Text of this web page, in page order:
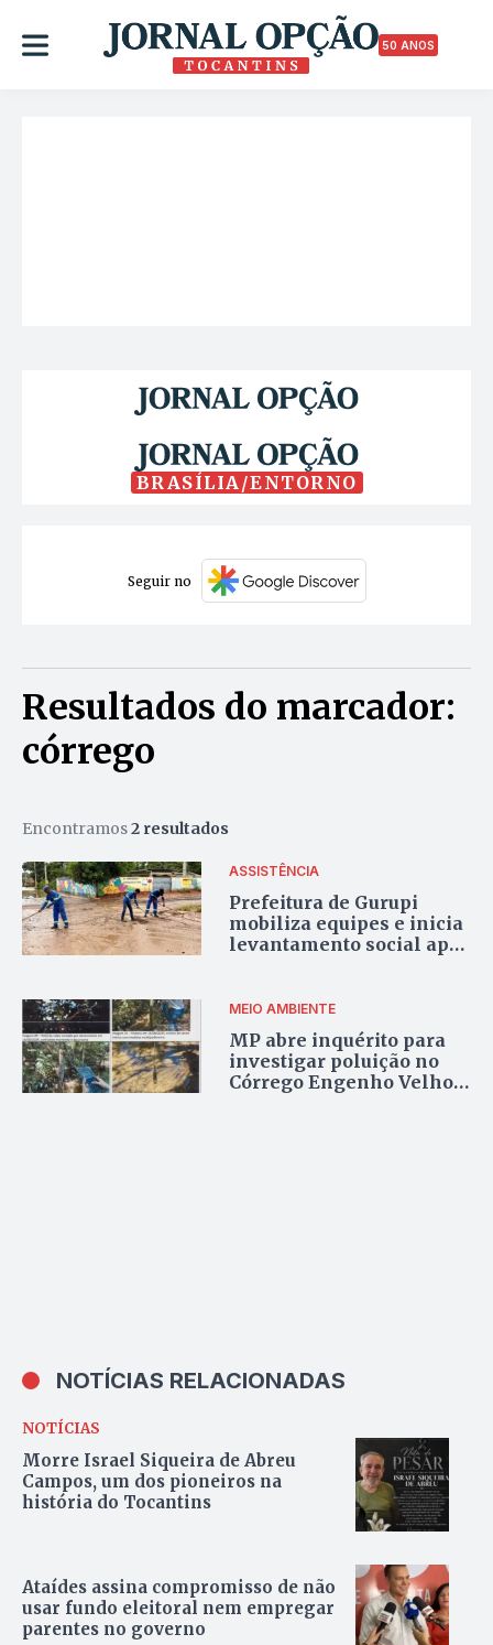
50 ANOS
BRASÍLIA/ENTORNO
Seguir no
Resultados do marcador:
córrego
Encontramos2 resultados
ASSISTÊNCIA
Prefeitura de Gurupi
mobiliza equipes e inicia
levantamento social após
MEIO AMBIENTE
MP abre inquérito para
investigar poluição no
Córrego Engenho Velho
NOTÍCIAS RELACIONADAS
NOTÍCIAS
Morre Israel Siqueira de Abreu
Campos, um dos pioneiros na
história do Tocantins
Ataídes assina compromisso de não
usar fundo eleitoral nem empregar
parentes no governo